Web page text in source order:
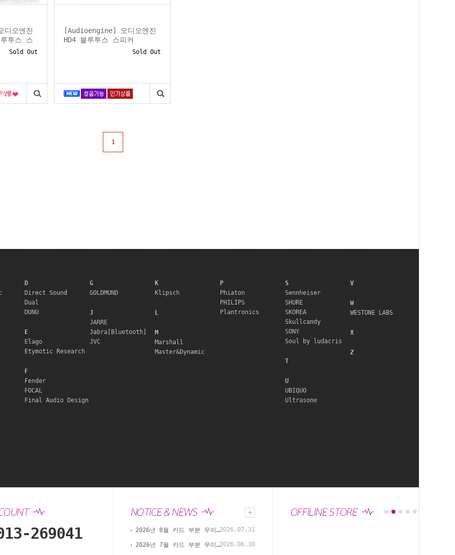
오엔진
투스 스
Sold Out
[Audioengine] 오디오엔진
HD4 블루투스 스피커
Sold Out
1
D
Direct Sound
Dual
DUNU
E
Elago
Etymotic Research
F
Fender
FOCAL
Final Audio Design
G
GOLDMUND
J
JARRE
Jabra[Bluetooth]
JVC
K
Klipsch
L
M
Marshall
Master&Dynamic
P
Phiaton
PHILIPS
Plantronics
S
Sennheiser
SHURE
SKOREA
Skullcandy
SONY
Soul by ludacris
T
U
UBIQUO
Ultrasone
V
W
WESTONE LABS
X
Z
269041 2026년 8월 카드 부분 무이자 할부 안내(이어폰샵 온라인 결제)2026.07.31
2026년 7월 카드 부분 무이자 할부 안내(이어폰샵 온라인 결제)2026.06.30